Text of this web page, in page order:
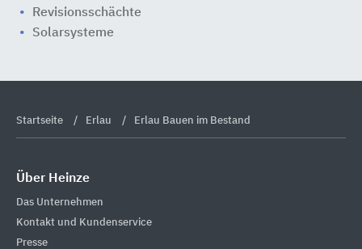
Revisionsschächte
Solarsysteme
Startseite Erlau Erlau Bauen im Bestand
Über Heinze
Das Unternehmen
Kontakt und Kundenservice
Presse